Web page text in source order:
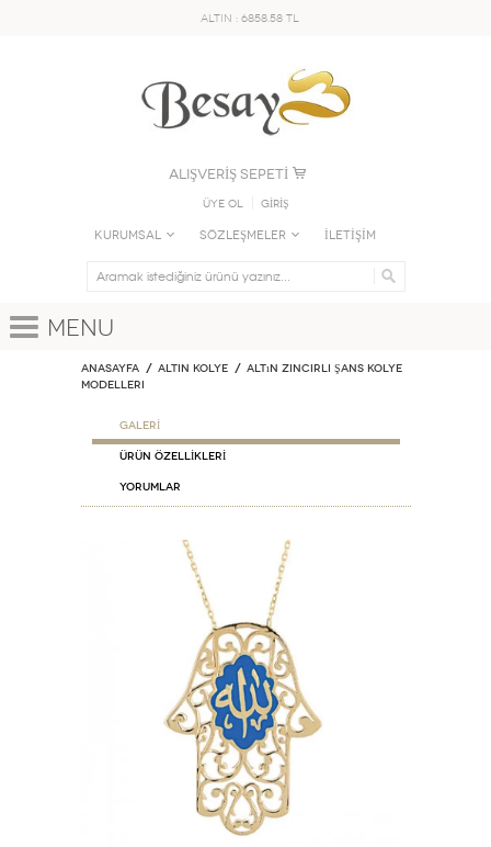
ALTIN : 6858.58 TL
ALIŞVERİŞ SEPETİ
Üye Ol GİRİŞ
KURUMSAL SÖZLEŞMELER İLETİŞİM
Menu
Anasayfa ALTIN KOLYE
Altın Zincirli Şans Kolye
Modelleri
GALERİ
ÜRÜN ÖZELLİKLERİ
Yorumlar